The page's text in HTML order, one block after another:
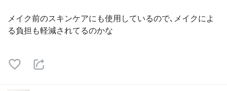
メイク前のスキンケアにも使用しているので､メイクによ
る負担も軽減されてるのかな